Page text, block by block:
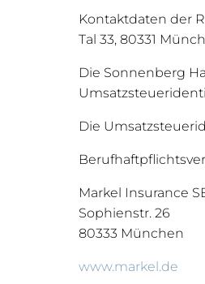
Kontaktdaten der
Tal 33, 80331
Die Sonnenberg
Die
Markel Insurance
Sophienstr. 26
80333 München
www.markel.de